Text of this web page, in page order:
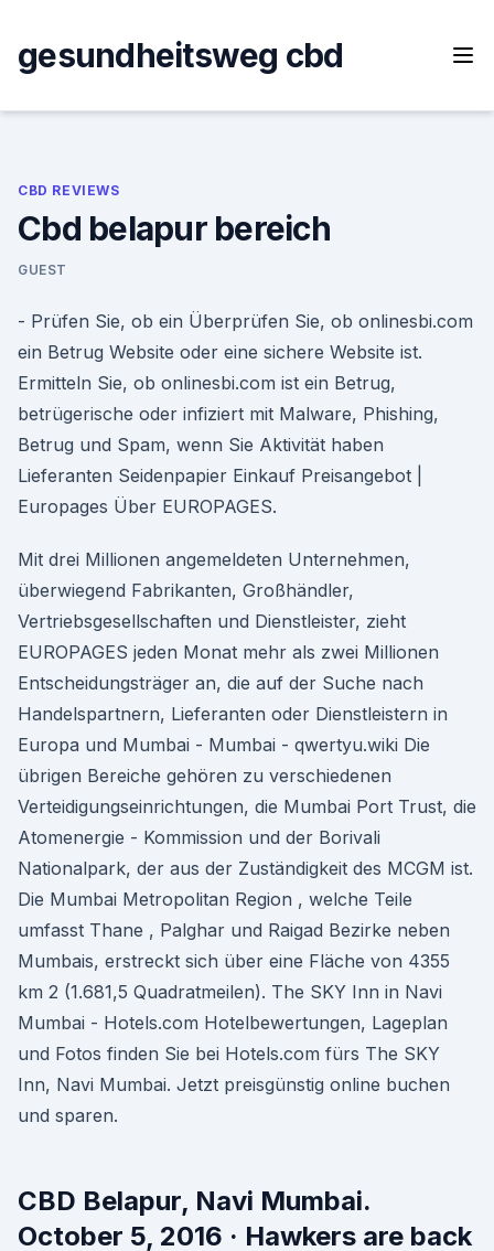
content
gesundheitsweg cbd
CBD REVIEWS
Cbd belapur bereich
GUEST
- Prüfen Sie, ob ein Überprüfen Sie, ob onlinesbi.com
ein Betrug Website oder eine sichere Website ist.
Ermitteln Sie, ob onlinesbi.com ist ein Betrug,
betrügerische oder infiziert mit Malware, Phishing,
Betrug und Spam, wenn Sie Aktivität haben
Lieferanten Seidenpapier Einkauf Preisangebot |
Europages Über EUROPAGES.
Mit drei Millionen angemeldeten Unternehmen,
überwiegend Fabrikanten, Großhändler,
Vertriebsgesellschaften und Dienstleister, zieht
EUROPAGES jeden Monat mehr als zwei Millionen
Entscheidungsträger an, die auf der Suche nach
Handelspartnern, Lieferanten oder Dienstleistern in
Europa und Mumbai - Mumbai - qwertyu.wiki Die
übrigen Bereiche gehören zu verschiedenen
Verteidigungseinrichtungen, die Mumbai Port Trust, die
Atomenergie - Kommission und der Borivali
Nationalpark, der aus der Zuständigkeit des MCGM ist.
Die Mumbai Metropolitan Region , welche Teile
umfasst Thane , Palghar und Raigad Bezirke neben
Mumbais, erstreckt sich über eine Fläche von 4355
km 2 (1.681,5 Quadratmeilen). The SKY Inn in Navi
Mumbai - Hotels.com Hotelbewertungen, Lageplan
und Fotos finden Sie bei Hotels.com fürs The SKY
Inn, Navi Mumbai. Jetzt preisgünstig online buchen
und sparen.
CBD Belapur, Navi Mumbai.
October 5, 2016 · Hawkers are back